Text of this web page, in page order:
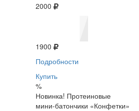
2000
1900
Подробности
Купить
%
Новинка! Протеиновые
мини-батончики «Конфетки»